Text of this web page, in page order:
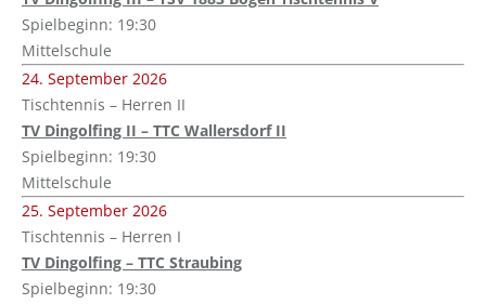
Spielbeginn: 19:30
Mittelschule
24. September 2026
Tischtennis – Herren II
TV Dingolfing II – TTC Wallersdorf II
Spielbeginn: 19:30
Mittelschule
25. September 2026
Tischtennis – Herren I
TV Dingolfing – TTC Straubing
Spielbeginn: 19:30